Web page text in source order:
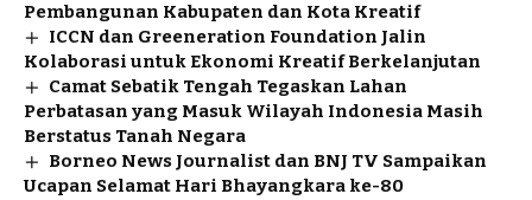
Pembangunan Kabupaten dan Kota Kreatif
ICCN dan Greeneration Foundation Jalin
Kolaborasi untuk Ekonomi Kreatif Berkelanjutan
Camat Sebatik Tengah Tegaskan Lahan
Perbatasan yang Masuk Wilayah Indonesia Masih
Berstatus Tanah Negara
Borneo News Journalist dan BNJ TV Sampaikan
Ucapan Selamat Hari Bhayangkara ke-80